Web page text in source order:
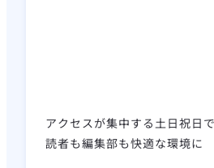
アクセスが集中する土日祝日
読者も編集部も快適な環境に